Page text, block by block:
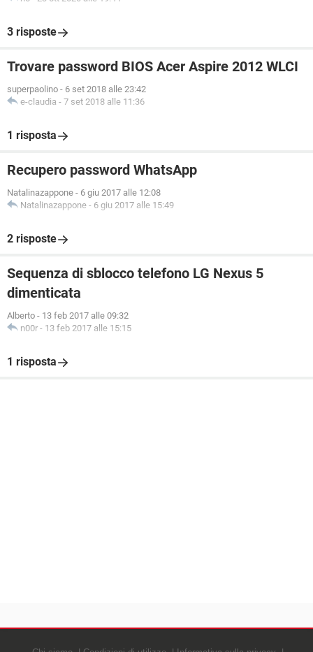
3 risposte
Trovare password BIOS Acer Aspire 2012 WLCI
superpaolino - 6 set 2018 alle 23:42
e-claudia - 7 set 2018 alle 11:36
1 risposta
Recupero password WhatsApp
Natalinazappone - 6 giu 2017 alle 12:08
Natalinazappone - 6 giu 2017 alle 15:49
2 risposte
Sequenza di sblocco telefono LG Nexus 5
dimenticata
Alberto - 13 feb 2017 alle 09:32
n00r - 13 feb 2017 alle 15:15
1 risposta